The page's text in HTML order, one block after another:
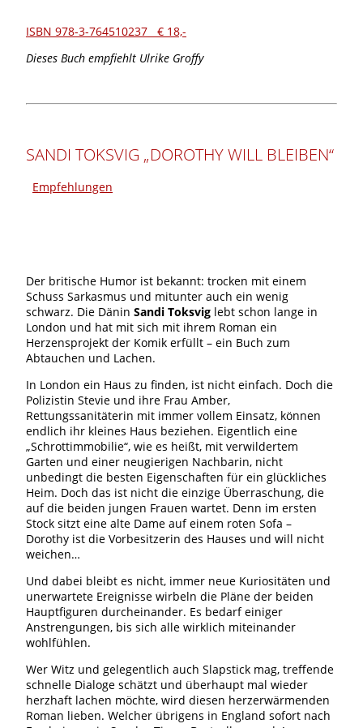
ISBN 978-3-764510237 € 18,-
Dieses Buch empfiehlt Ulrike Groffy
SANDI TOKSVIG „DOROTHY WILL BLEIBEN“
Empfehlungen
Der britische Humor ist bekannt: trocken mit einem
Schuss Sarkasmus und mitunter auch ein wenig
schwarz. Die Dänin Sandi Toksvig lebt schon lange in
London und hat mit sich mit ihrem Roman ein
Herzensprojekt der Komik erfüllt – ein Buch zum
Abtauchen und Lachen.
In London ein Haus zu finden, ist nicht einfach. Doch die
Polizistin Stevie und ihre Frau Amber,
Rettungssanitäterin mit immer vollem Einsatz, können
endlich ihr kleines Haus beziehen. Eigentlich eine
„Schrottimmobilie“, wie es heißt, mit verwildertem
Garten und einer neugierigen Nachbarin, nicht
unbedingt die besten Eigenschaften für ein glückliches
Heim. Doch das ist nicht die einzige Überraschung, die
auf die beiden jungen Frauen wartet. Denn im ersten
Stock sitzt eine alte Dame auf einem roten Sofa –
Dorothy ist die Vorbesitzerin des Hauses und will nicht
weichen…
Und dabei bleibt es nicht, immer neue Kuriositäten und
unerwartete Ereignisse wirbeln die Pläne der beiden
Hauptfiguren durcheinander. Es bedarf einiger
Anstrengungen, bis sich alle wirklich miteinander
wohlfühlen.
Wer Witz und gelegentlich auch Slapstick mag, treffende
schnelle Dialoge schätzt und überhaupt mal wieder
herzhaft lachen möchte, wird diesen herzerwärmenden
Roman lieben. Welcher übrigens in England sofort nach